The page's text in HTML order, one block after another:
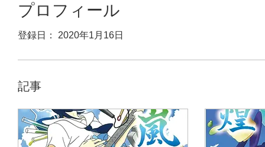
プロフィール
登録日： 2020年1月16日
記事